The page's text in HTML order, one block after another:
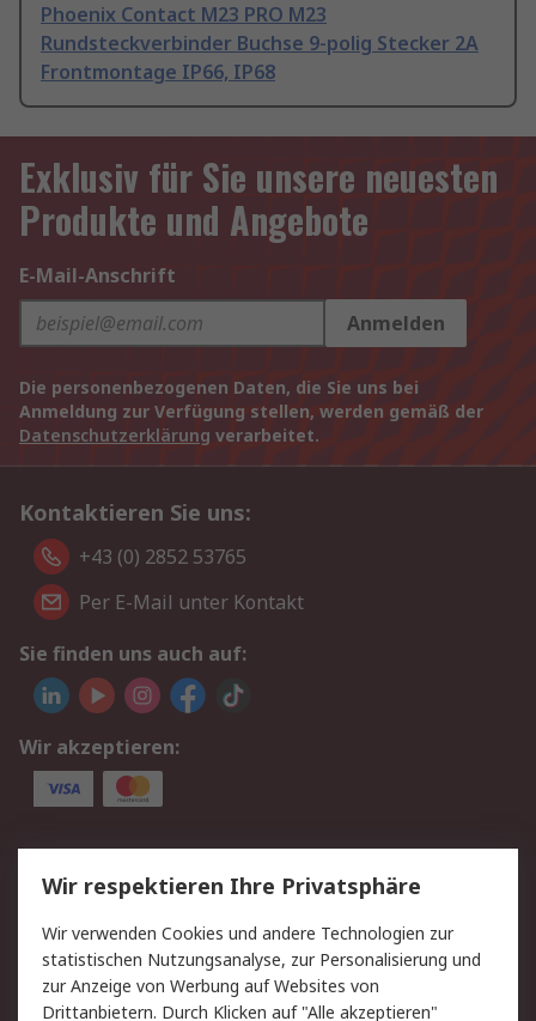
Phoenix Contact M23 PRO M23
Rundsteckverbinder Buchse 9-polig Stecker 2A
Frontmontage IP66, IP68
Exklusiv für Sie unsere neuesten
Produkte und Angebote
E-Mail-Anschrift
Anmelden
Die personenbezogenen Daten, die Sie uns bei
Anmeldung zur Verfügung stellen, werden gemäß der
Datenschutzerklärung verarbeitet.
Kontaktieren Sie uns:
+43 (0) 2852 53765
Per E-Mail unter Kontakt
Sie finden uns auch auf:
Wir akzeptieren:
Service
Value Added Services
Lieferlösungen
Rücksendung/Entsorgung Kontakt
Hilfe
Wir respektieren Ihre Privatsphäre
Wir verwenden Cookies und andere Technologien zur
statistischen Nutzungsanalyse, zur Personalisierung und
zur Anzeige von Werbung auf Websites von
Drittanbietern. Durch Klicken auf "Alle akzeptieren"